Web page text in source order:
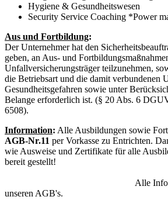
Hygiene & Gesundheitswesen
Security Service Coaching *Power
Aus und Fortbildung:
Der Unternehmer hat den
geben, an Aus- und
Unfallversicherungsträger teilzunehmen,
die Betriebsart und die damit verbundenen
Gesundheitsgefahren sowie unter
Belange erforderlich ist. (§ 20 Abs. 6
6508).
Information: Alle Ausbildungen sowie
AGB-Nr.11 per Vorkasse zu Entrichten.
wie Ausweise und Zertifikate für alle
bereit
Alle Informationen
unseren AGB's.